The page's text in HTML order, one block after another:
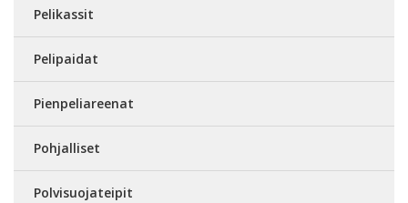
Pelikassit
Pelipaidat
Pienpeliareenat
Pohjalliset
Polvisuojateipit